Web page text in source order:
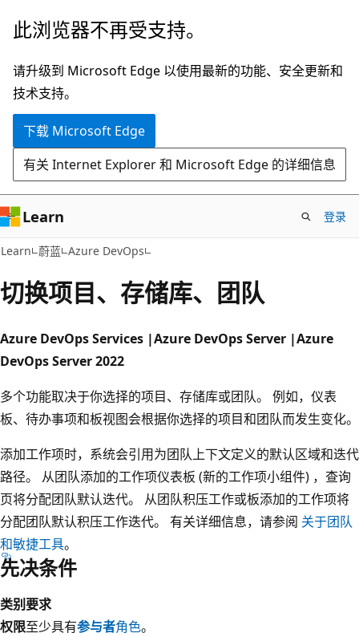
跳
主
要
内
此浏览器不再受支持。
请升级到 Microsoft Edge 以使用最新的功能、安全更新和
技术支持。
下载 Microsoft Edge
有关 Internet Explorer 和 Microsoft Edge 的详细信息
Learn 登录
Learn 蔚蓝 Azure DevOps
切换项目、存储库、团队
Azure DevOps Services |Azure DevOps Server |Azure
DevOps Server 2022
多个功能取决于你选择的项目、存储库或团队。 例如，仪表
板、待办事项和板视图会根据你选择的项目和团队而发生变化。
添加工作项时，系统会引用为团队上下文定义的默认区域和迭代
路径。 从团队添加的工作项仪表板 (新的工作项小组件) ，查询
页将分配团队默认迭代。 从团队积压工作或板添加的工作项将
分配团队默认积压工作迭代。 有关详细信息，请参阅 关于团队
和敏捷工具。
先决条件
类别要求
权限至少具有参与者角色。